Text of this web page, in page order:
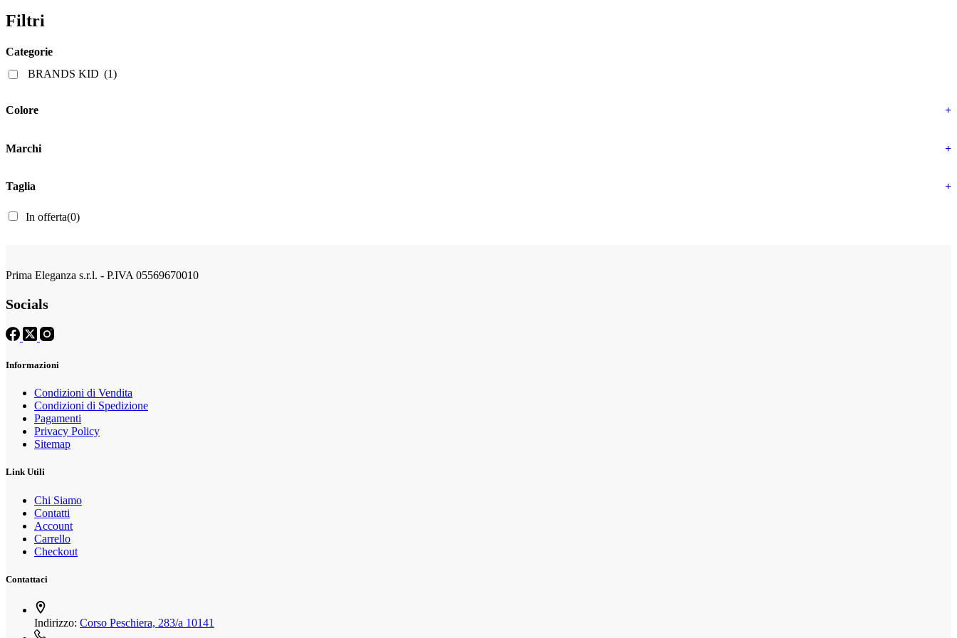
possono
Filtri
Categorie
BRANDS KID (1)
Colore +
Marchi +
Taglia +
In offerta(0)
Prima Eleganza s.r.l. - P.IVA 05569670010
Socials
Informazioni
Condizioni di Vendita
Condizioni di Spedizione
Pagamenti
Privacy Policy
Sitemap
Link Utili
Chi Siamo
Contatti
Account
Carrello
Checkout
Contattaci
Indirizzo: Corso Peschiera, 283/a 10141